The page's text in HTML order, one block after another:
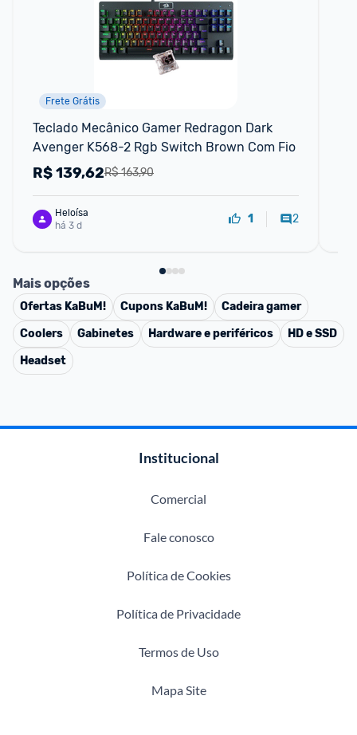
Frete Grátis
Teclado Mecânico Gamer Redragon Dark
Avenger K568-2 Rgb Switch Brown Com Fio
R$ 163,90
R$139,62
Heloísa
há 3 d
1 2
Mais opções
Ofertas KaBuM! Cupons KaBuM!
Cadeira gamer
Coolers
Gabinetes Hardware e periféricos
HD e SSD
Headset
Institucional
Comercial
Fale conosco
Política de Cookies
Política de Privacidade
Termos de Uso
Mapa Site